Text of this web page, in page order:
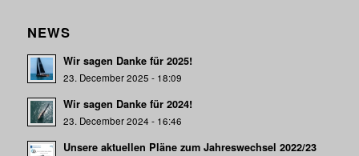
NEWS
Wir sagen Danke für 2025!
23. December 2025 - 18:09
Wir sagen Danke für 2024!
23. December 2024 - 16:46
Unsere aktuellen Pläne zum Jahreswechsel 2022/23